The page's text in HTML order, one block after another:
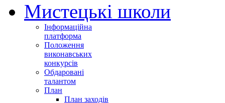
Мистецькі школи
Інформаційна
платформа
Положення
виконавських
конкурсів
Обдаровані
талантом
План
План заходів